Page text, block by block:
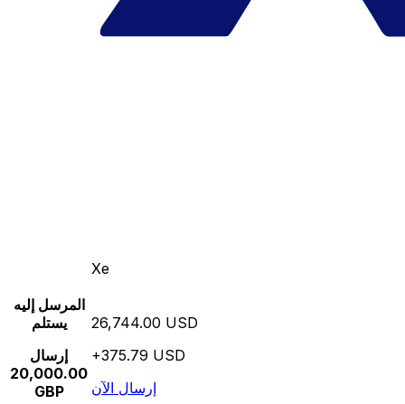
Xe
المرسل إليه
يستلم
إرسال
20,000.00
GBP
26,744.00 USD
+375.79 USD
إرسال الآن